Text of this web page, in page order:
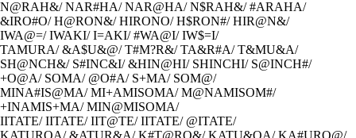
N@RAH&/ NAR#HA/ NAR@HA/ N$RAH&/ #ARAHA/
&IRO#O/ H@RON&/ HIRONO/ H$RON#/ HIR@N&/
IWA@=/ IWAKI/ I=AKI/ #WA@I/ IW$=I/
TAMURA/ &A$U&@/ T#M?R&/ TA&R#A/ T&MU&A/
SH@NCH&/ S#INC&I/ &HIN@HI/ SHINCHI/ S@INCH#/
+O@A/ SOMA/ @O#A/ S+MA/ SOM@/
MINA#IS@MA/ MI+AMISOMA/ M@NAMISOM#/
+INAMIS+MA/ MIN@MISOMA/
IITATE/ IITATE/ IIT@TE/ IITATE/ @ITATE/
KATUROA/ &ATUR&A/ K#T@RO&/ KATU&OA/ KA#URO@/